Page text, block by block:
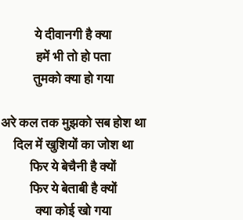
ये दीवानगी है क्या
हमें भी तो हो पता
तुमको क्या हो गया
अरे कल तक मुझको सब होश था
दिल में खुशियों का जोश था
फिर ये बेचैनी है क्यों
फिर ये बेताबी है क्यों
क्या कोई खो गया